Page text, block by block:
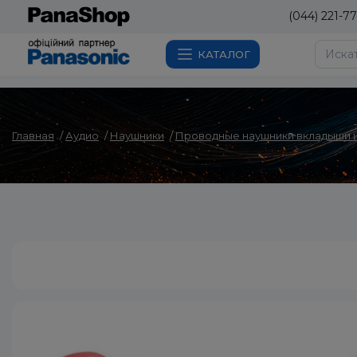
(044) 221-
КАТАЛОГ
Главная Аудио Наушники Проводные наушники вкладыши и